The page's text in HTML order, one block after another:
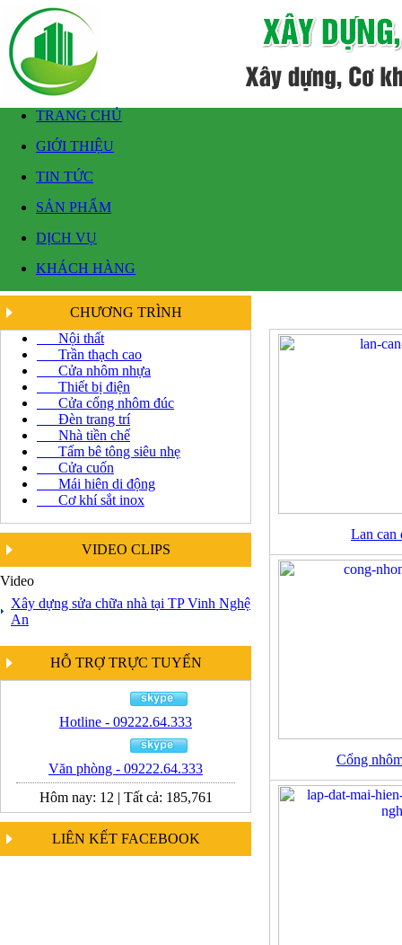
TRANG CHỦ
GIỚI THIỆU
TIN TỨC
SẢN PHẨM
DỊCH VỤ
KHÁCH HÀNG
CHƯƠNG TRÌNH
Nội thất
Trần thạch cao
Cửa nhôm nhựa
Thiết bị điện
Cửa cổng nhôm đúc
Đèn trang trí
Nhà tiền chế
Tấm bê tông siêu nhẹ
Cửa cuốn
Mái hiên di động
Cơ khí sắt inox
VIDEO CLIPS
Video
Xây dựng sửa chữa nhà tại TP Vinh Nghệ
An
HỖ TRỢ TRỰC TUYẾN
Hotline - 09222.64.333
Văn phòng - 09222.64.333
Hôm nay: 12 | Tất cả: 185,761
LIÊN KẾT FACEBOOK
Lan can
Cổng